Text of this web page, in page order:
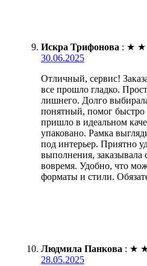
Искра Трифонова : ★ ★
30.06.2025
Отличный, сервис!
все прошло гладко.
лишнего. Долго
понятный, помог быстро
пришло в идеальном
упаковано. Рамка
под интерьер. Приятно
выполнения, заказывала
вовремя. Удобно, что
форматы и стили.
Людмила Панкова : ★
28.05.2025